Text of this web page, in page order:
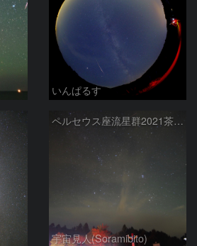
いんぱるす
ペルセウス座流星群2021茶臼山高原
宇宙見人(Soramibito)